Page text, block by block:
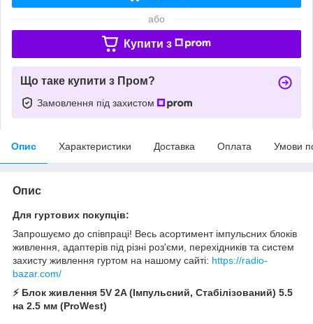
або
Купити з
Що таке купити з Пром?
Замовлення під захистом
Опис Характеристики Доставка Оплата Умови
Опис
Для гуртових покупців:
Запрошуємо до співпраці! Весь асортимент імпульсних блоків
живлення, адаптерів під різні роз'єми, перехідників та систем
захисту живлення гуртом на нашому сайті: https://radio-
bazar.com/
⚡ Блок живлення 5V 2A (Імпульсний, Стабілізований) 5.5
на 2.5 мм (ProWest)